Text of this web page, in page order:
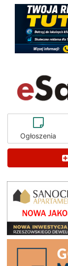
Ogłoszenia